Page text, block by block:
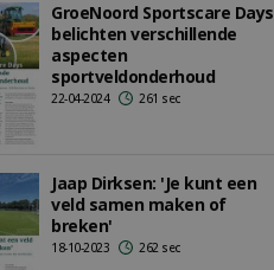
GroeNoord Sportscare Days
belichten verschillende
aspecten
sportveldonderhoud
22-04-2024 261 sec
Jaap Dirksen: 'Je kunt een
veld samen maken of
breken'
18-10-2023 262 sec